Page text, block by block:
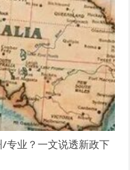
专业？一文说透新政下